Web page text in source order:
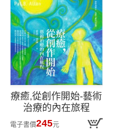
療癒,從創作開始-藝術
治療的內在旅程
電子書價245元